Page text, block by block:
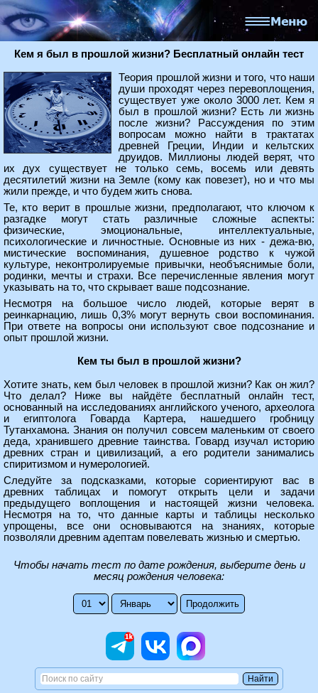
Кем я был в прошлой жизни? Бесплатный онлайн тест
Теория прошлой жизни и того, что наши
души проходят через перевоплощения,
существует уже около 3000 лет. Кем я
был в прошлой жизни? Есть ли жизнь
после жизни? Рассуждения по этим
вопросам можно найти в трактатах
древней Греции, Индии и кельтских
друидов. Миллионы людей верят, что
их дух существует не только семь, восемь или девять
десятилетий жизни на Земле (кому как повезет), но и что мы
жили прежде, и что будем жить снова.
Те, кто верит в прошлые жизни, предполагают, что ключом к
разгадке могут стать различные сложные аспекты:
физические, эмоциональные, интеллектуальные,
психологические и личностные. Основные из них - дежа-вю,
мистические воспоминания, душевное родство к чужой
культуре, неконтролируемые привычки, необъяснимые боли,
родинки, мечты и страхи. Все перечисленные явления могут
указывать на то, что скрывает ваше подсознание.
Несмотря на большое число людей, которые верят в
реинкарнацию, лишь 0,3% могут вернуть свои воспоминания.
При ответе на вопросы они используют свое подсознание и
опыт прошлой жизни.
Кем ты был в прошлой жизни?
Хотите знать, кем был человек в прошлой жизни? Как он жил?
Что делал? Ниже вы найдёте бесплатный онлайн тест,
основанный на исследованиях английского ученого, археолога
и египтолога Говарда Картера, нашедшего гробницу
Тутанхамона. Знания он получил совсем маленьким от своего
деда, хранившего древние таинства. Говард изучал историю
древних стран и цивилизаций, а его родители занимались
спиритизмом и нумерологией.
Следуйте за подсказками, которые сориентируют вас в
древних таблицах и помогут открыть цели и задачи
предыдущего воплощения и настоящей жизни человека.
Несмотря на то, что данные карты и таблицы несколько
упрощены, все они основываются на знаниях, которые
позволяли древним адептам повелевать жизнью и смертью.
Чтобы начать тест по дате рождения, выберите день и
месяц рождения человека: